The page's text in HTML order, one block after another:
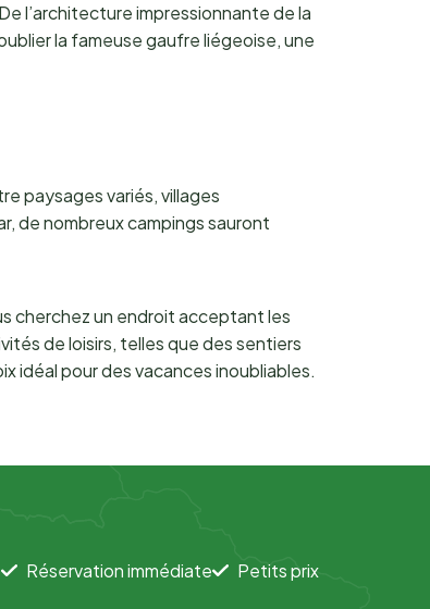
l’architecture impressionnante de la
la fameuse gaufre liégeoise, une
paysages variés, villages
de nombreux campings sauront
cherchez un endroit acceptant les
de loisirs, telles que des sentiers
idéal pour des vacances inoubliables.
Réservation immédiate Petits prix